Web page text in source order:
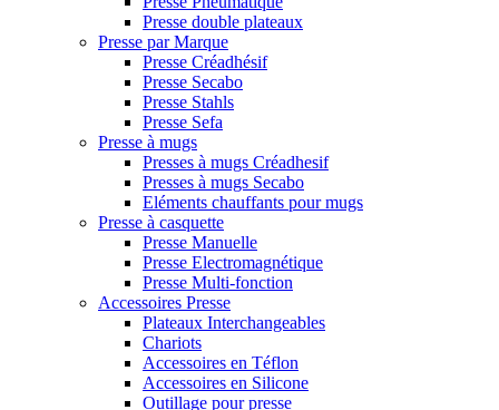
Presse double plateaux
Presse par Marque
Presse Créadhésif
Presse Secabo
Presse Stahls
Presse Sefa
Presse à mugs
Presses à mugs Créadhesif
Presses à mugs Secabo
Eléments chauffants pour mugs
Presse à casquette
Presse Manuelle
Presse Electromagnétique
Presse Multi-fonction
Accessoires Presse
Plateaux Interchangeables
Chariots
Accessoires en Téflon
Accessoires en Silicone
Outillage pour presse